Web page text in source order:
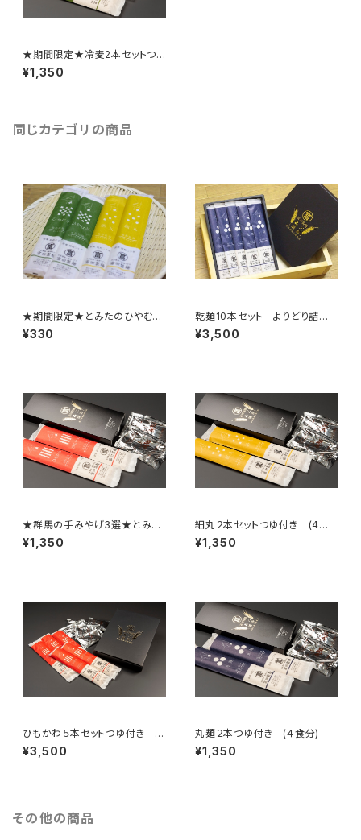
★期間限定★冷麦2本セットつ
ゆ付き 乾麺
¥1,350
同じカテゴリの商品
★期間限定★とみたのひやむぎ
（一袋）
¥330
乾麺10本セット よりどり詰め
合わせ
¥3,500
★群馬の手みやげ3選★とみた
のひもかわ 2本セットつゆ付
き （4食）
¥1,350
細丸２本セットつゆ付き (4食
分)
¥1,350
ひもかわ５本セットつゆ付き
(１０食分)
¥3,500
丸麺２本つゆ付き (４食分)
¥1,350
その他の商品